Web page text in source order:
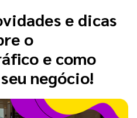
e dicas
o
e como
negócio!